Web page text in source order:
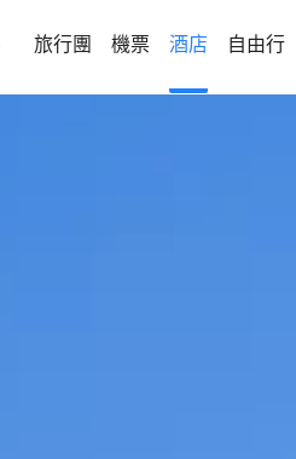
旅行團 機票 酒店 自由行